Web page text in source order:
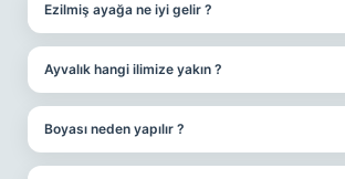
Ezilmiş ayağa ne iyi gelir ?
Ayvalık hangi ilimize yakın ?
Boyası neden yapılır ?